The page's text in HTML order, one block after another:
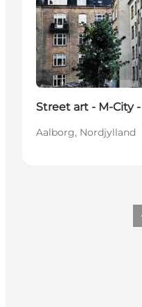
Street art - M-City
Aalborg, Nordjylland